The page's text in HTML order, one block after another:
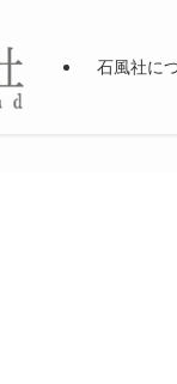
石風社に